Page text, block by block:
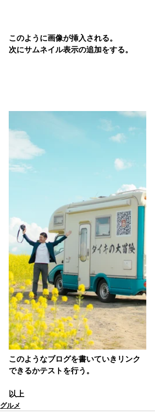
このように画像が挿入される。
次にサムネイル表示の追加をする。
このようなブログを書いていきリンク
できるかテストを行う。
以上
グルメ